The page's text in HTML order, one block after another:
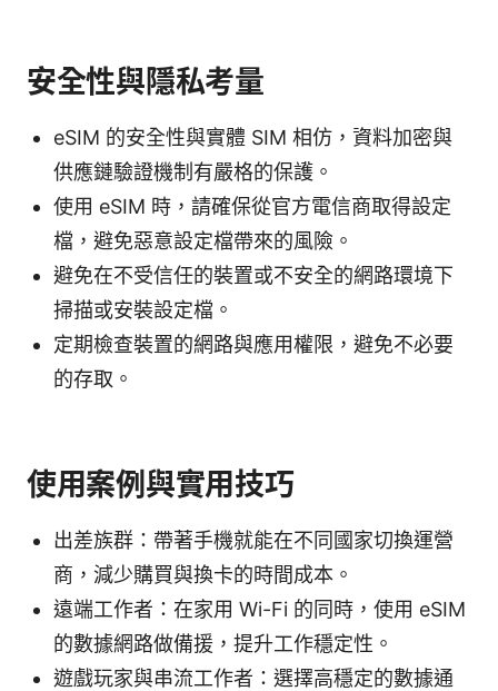
安全性與隱私考量
eSIM 的安全性與實體 SIM 相仿，資料加密與
供應鏈驗證機制有嚴格的保護。
使用 eSIM 時，請確保從官方電信商取得設定
檔，避免惡意設定檔帶來的風險。
避免在不受信任的裝置或不安全的網路環境下
掃描或安裝設定檔。
定期檢查裝置的網路與應用權限，避免不必要
的存取。
使用案例與實用技巧
出差族群：帶著手機就能在不同國家切換運營
商，減少購買與換卡的時間成本。
遠端工作者：在家用 Wi-Fi 的同時，使用 eSIM
的數據網路做備援，提升工作穩定性。
遊戲玩家與串流工作者：選擇高穩定的數據通